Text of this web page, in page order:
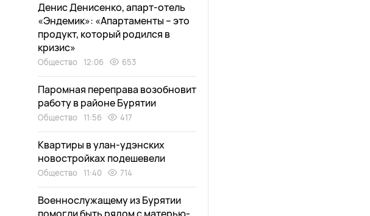
Денис Денисенко, апарт-отель
«Эндемик»: «Апартаменты – это
продукт, который родился в
кризис»
Общество 12:06 653
Паромная переправа возобновит
работу в районе Бурятии
Общество 11:56 417
Квартиры в улан-удэнских
новостройках подешевели
Общество 11:40 714
Военнослужащему из Бурятии